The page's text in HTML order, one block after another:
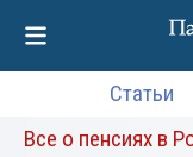
Статьи
Все о пенсиях в